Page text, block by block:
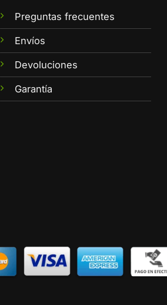
Preguntas frecuentes
Envíos
Devoluciones
Garantía